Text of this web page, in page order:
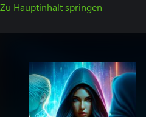
Zu Hauptinhalt springen